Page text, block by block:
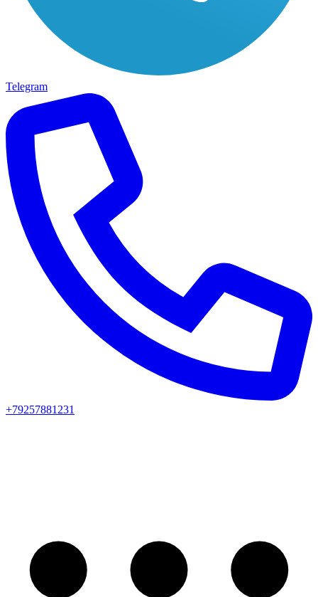
Telegram
+79257881231